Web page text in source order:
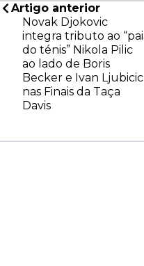
Artigo anterior
Novak Djokovic
integra tributo ao “pai
do ténis” Nikola Pilic
ao lado de Boris
Becker e Ivan Ljubicic
nas Finais da Taça
Davis